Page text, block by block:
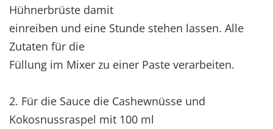
Hühnerbrüste damit
einreiben und eine Stunde stehen lassen. Alle
Zutaten für die
Füllung im Mixer zu einer Paste verarbeiten.
2. Für die Sauce die Cashewnüsse und
Kokosnussraspel mit 100 ml